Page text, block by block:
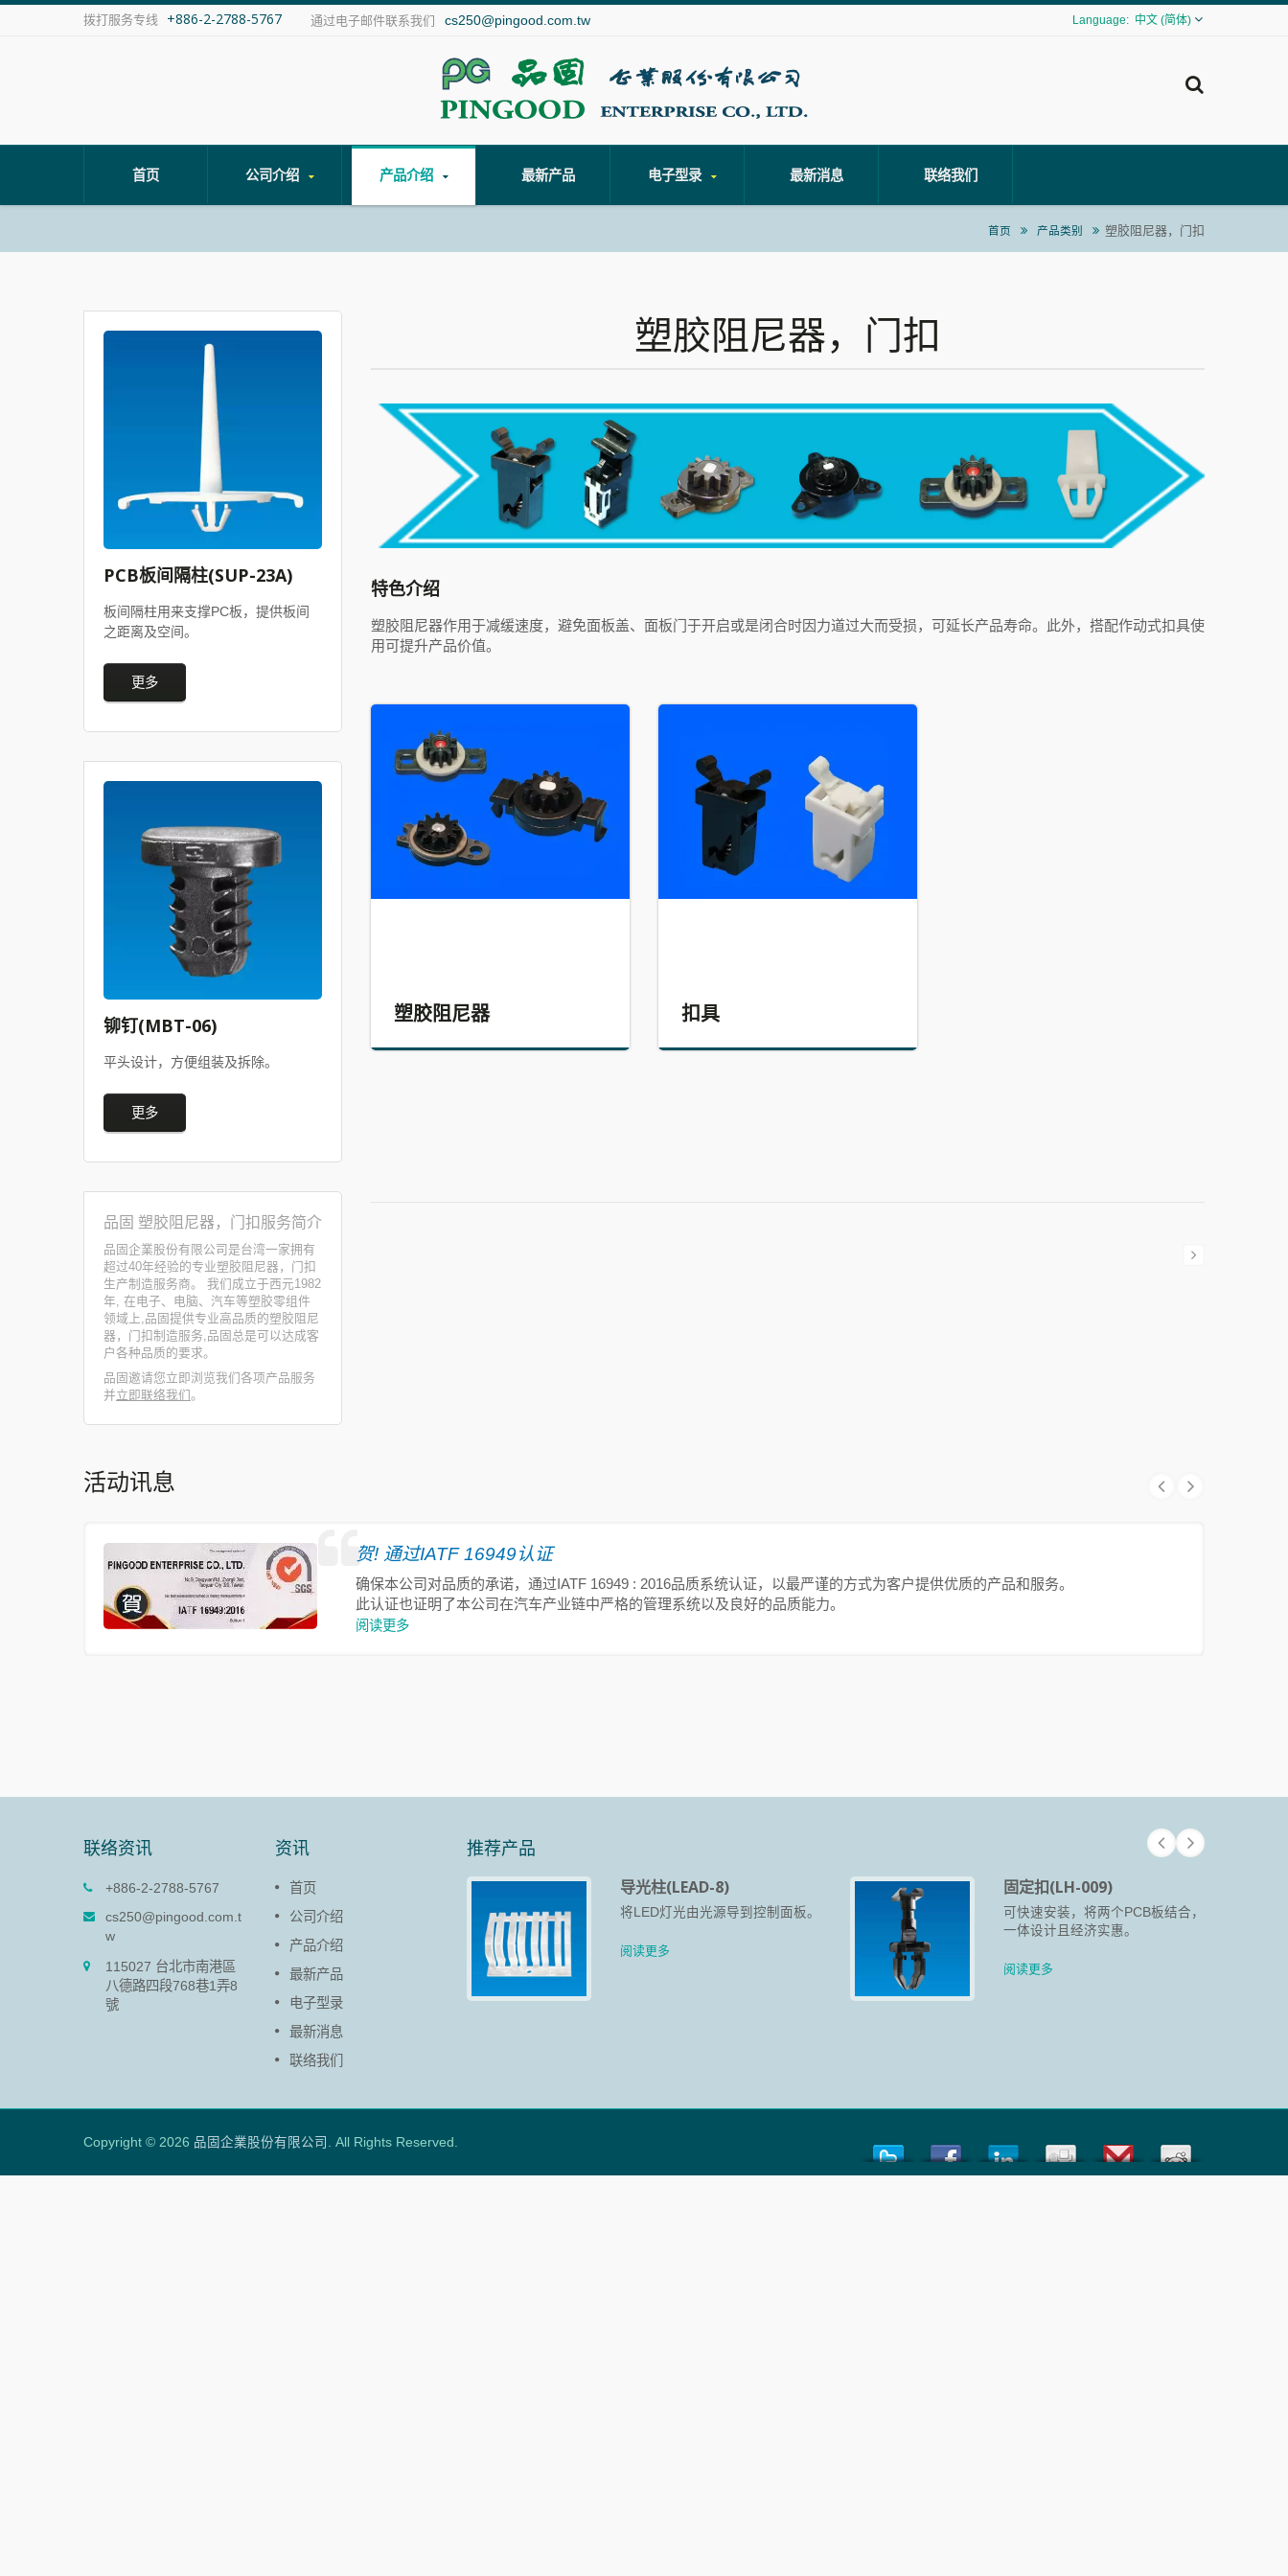
拨打服务专线 +886-2-2788-5767 通过电子邮件联系我们 cs250@pingood.com.tw 中文 (简体)
首页 公司介绍 产品介绍 最新产品 电子型录 最新消息 联络我们
首页 产品类别 塑胶阻尼器，门扣
PCB板间隔柱(SUP-23A)
板间隔柱用来支撑PC板，提供板间
之距离及空间。
更多
铆钉(MBT-06)
平头设计，方便组装及拆除。
更多
品固 塑胶阻尼器，门扣服务简介
品固企業股份有限公司是台湾一家拥有
超过40年经验的专业塑胶阻尼器，门扣
生产制造服务商。 我们成立于西元1982
年, 在电子、电脑、汽车等塑胶零组件
领域上,品固提供专业高品质的塑胶阻尼
器，门扣制造服务,品固总是可以达成客
户各种品质的要求。
品固邀请您立即浏览我们各项产品服务
并立即联络我们。
塑胶阻尼器，门扣
特色介绍
塑胶阻尼器作用于减缓速度，避免面板盖、面板门于开启或是闭合时因力道过大而受损，可延长产品寿命。此外，搭配作动式扣具使
用可提升产品价值。
塑胶阻尼器 扣具
活动讯息
贺! 通过IATF 16949认证
确保本公司对品质的承诺，通过IATF 16949 : 2016品质系统认证，以最严谨的方式为客户提供优质的产品和服务。
此认证也证明了本公司在汽车产业链中严格的管理系统以及良好的品质能力。
阅读更多
联络资讯
+886-2-2788-5767
cs250@pingood.com.t
w
115027 台北市南港區
八德路四段768巷1弄8
號
资讯
首页
公司介绍
产品介绍
最新产品
电子型录
最新消息
联络我们
推荐产品
塑胶阻尼器(PG-13)
塑胶阻尼器的作用在于减缓面板、
门盖于开启、闭合时因力道过大而
受损并延长产品寿命。
阅读更多
导光柱(LEAD-8)
将LED灯光由光源导到控制面板。
阅读更多
固定扣(LH-009)
可快速安装，将两个PCB板结合，
一体设计且经济实惠。
阅读更多
Copyright © 2026 品固企業股份有限公司 . All Rights Reserved.